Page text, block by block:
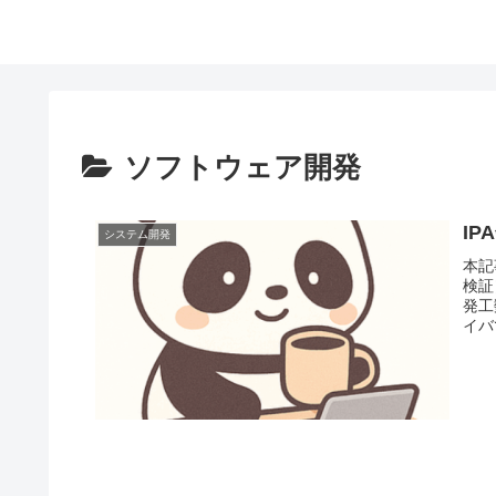
ソフトウェア開発
システム開発
本
検
発
イ